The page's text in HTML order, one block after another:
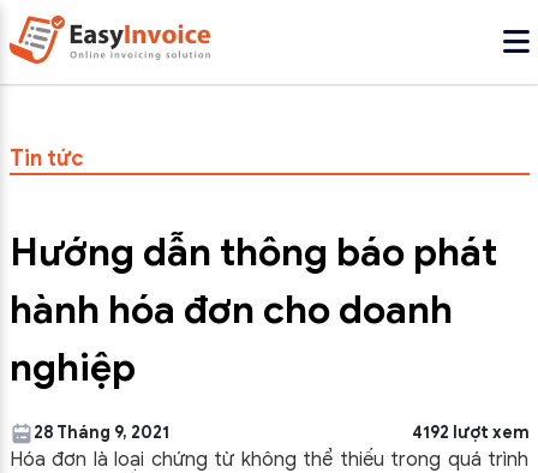
Tin tức
Hướng dẫn thông báo phát
hành hóa đơn cho doanh
nghiệp
28 Tháng 9, 2021 4192 lượt xem
Hóa đơn là loại chứng từ không thể thiếu trong quá trình